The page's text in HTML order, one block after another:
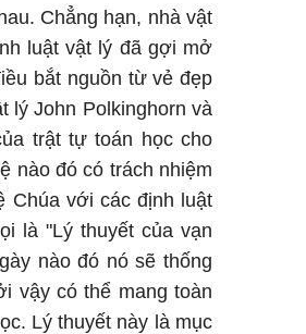
Chẳng hạn, nhà vật
luật vật lý đã gợi mở
bắt nguồn từ vẻ đẹp
lý John Polkinghorn và
trật tự toán học cho
nào đó có trách nhiệm
Chúa với các định luật
là "Lý thuyết của vạn
nào đó nó sẽ thống
vậy có thể mang toàn
Lý thuyết này là mục